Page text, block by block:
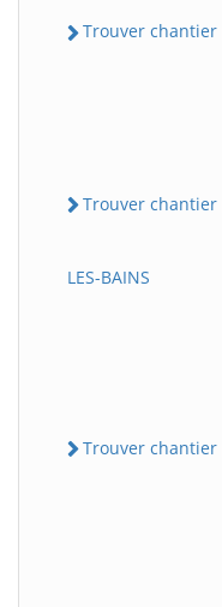
Trouver chantier
Trouver chantier
LES-BAINS
Trouver chantier